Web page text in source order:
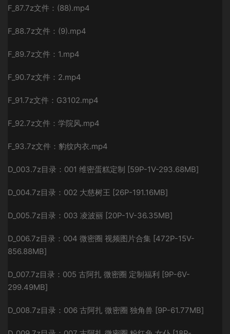
F_87.7z文件：(88).mp4
F_88.7z文件：(9).mp4
F_89.7z文件：1.mp4
F_90.7z文件：2.mp4
F_91.7z文件：G3102.mp4
F_92.7z文件：学院风.mp4
F_93.7z文件：豹纹内衣.mp4
D_003.7z目录：001 维密蛋糕定制 [59P-1V-293.68MB]
D_004.7z目录：002 大慈树王 [26P-191.16MB]
D_005.7z目录：003 凌波丽 [20P-1V-36.35MB]
D_006.7z目录：004 微密圈 视频图片合集 [472P-15V-
856.88MB]
D_007.7z目录：005 古阿扎 微密圈 定制福利 [9P-6V-
299.49MB]
D_008.7z目录：006 古阿扎 微密圈 独角兽 [9P-61.77MB]